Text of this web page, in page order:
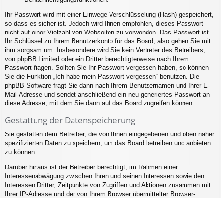
Ihr Passwort wird mit einer Einwege-Verschlüsselung (Hash) gespeichert,
so dass es sicher ist. Jedoch wird Ihnen empfohlen, dieses Passwort
nicht auf einer Vielzahl von Webseiten zu verwenden. Das Passwort ist
Ihr Schlüssel zu Ihrem Benutzerkonto für das Board, also gehen Sie mit
ihm sorgsam um. Insbesondere wird Sie kein Vertreter des Betreibers,
von phpBB Limited oder ein Dritter berechtigterweise nach Ihrem
Passwort fragen. Sollten Sie Ihr Passwort vergessen haben, so können
Sie die Funktion „Ich habe mein Passwort vergessen“ benutzen. Die
phpBB-Software fragt Sie dann nach Ihrem Benutzernamen und Ihrer E-
Mail-Adresse und sendet anschließend ein neu generiertes Passwort an
diese Adresse, mit dem Sie dann auf das Board zugreifen können.
Gestattung der Datenspeicherung
Sie gestatten dem Betreiber, die von Ihnen eingegebenen und oben näher
spezifizierten Daten zu speichern, um das Board betreiben und anbieten
zu können.
Darüber hinaus ist der Betreiber berechtigt, im Rahmen einer
Interessenabwägung zwischen Ihren und seinen Interessen sowie den
Interessen Dritter, Zeitpunkte von Zugriffen und Aktionen zusammen mit
Ihrer IP-Adresse und der von Ihrem Browser übermittelter Browser-